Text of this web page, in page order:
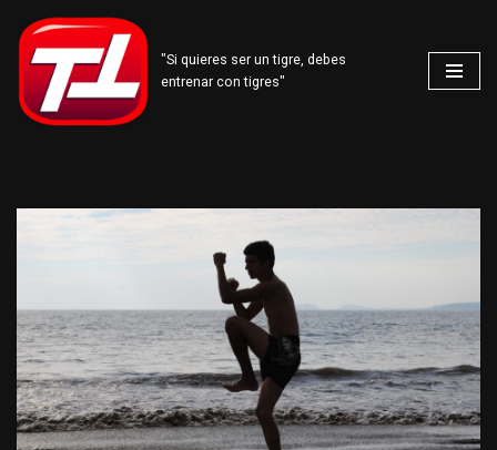
Saltar
al
contenido
"Si quieres ser un tigre, debes
entrenar con tigres"